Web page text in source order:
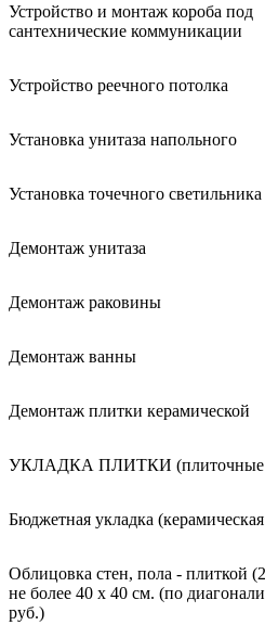
Устройство и монтаж короба под
сантехнические коммуникации
Устройство реечного потолка
Установка унитаза напольного
Установка точечного светильника
Демонтаж унитаза
Демонтаж раковины
Демонтаж ванны
Демонтаж плитки керамической
УКЛАДКА ПЛИТКИ (плиточные
Бюджетная укладка
Облицовка стен, пола - плиткой
не более 40 х 40 см. (по
руб.)